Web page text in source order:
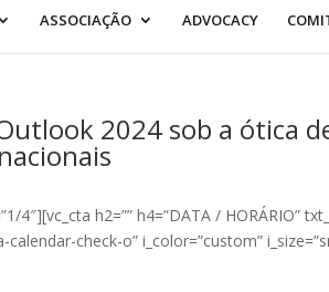
ASSOCIAÇÃO ADVOCACY
2024 sob a ótica
4″][vc_cta h2=”” h4=”DATA / HORÁRIO”
check-o” i_color=”custom”